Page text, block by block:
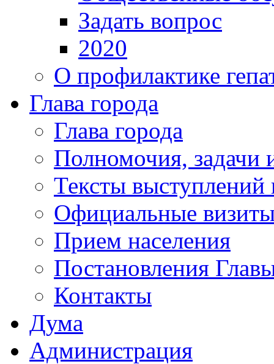
Задать вопрос
2020
О профилактике
Глава города
Глава города
Полномочия, задачи
Тексты выступлений
Официальные
Прием населения
Постановления
Контакты
Дума
Администрация